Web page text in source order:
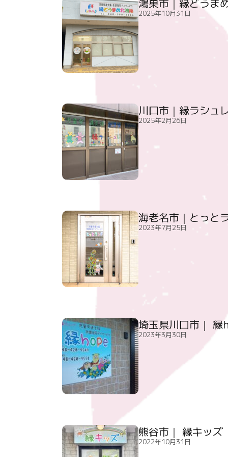
鴻巣市｜縁どうま
2025年10月31日
川口市｜縁ラシュ
2025年2月26日
海老名市｜とっと
2023年7月25日
埼玉県川口市｜ 縁
2023年3月30日
熊谷市｜ 縁キッズ
2022年10月31日